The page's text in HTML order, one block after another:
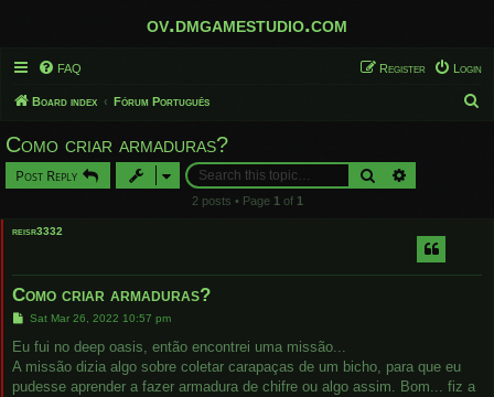
ov.dmgamestudio.com
FAQ Login
Register
Board index Fórum Português
Como criar armaduras?
Post Reply Search
2 posts • Page 1 of 1
reisr3332
Como criar armaduras?
P
s
Sat Mar 26, 2022 10:57 pm
Eu fui no deep oasis, então encontrei uma missão...
A missão dizia algo sobre coletar carapaças de um bicho, para que eu
pudesse aprender a fazer armadura de chifre ou algo assim. Bom... fiz a